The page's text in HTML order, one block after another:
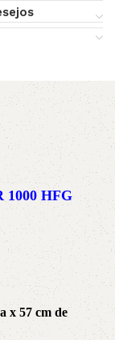
1000 HFG
x 57 cm de